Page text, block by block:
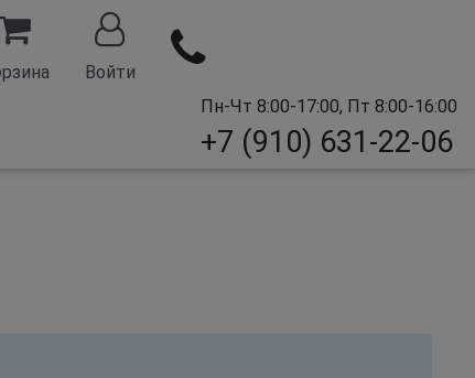
Войти
Пн-Чт 8:00-17:00, Пт 8:00-16:00
+7 (910) 631-22-06